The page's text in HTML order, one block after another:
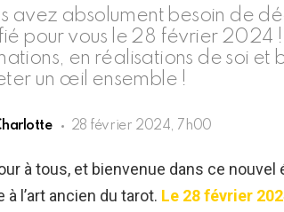
avez absolument besoin de
pour vous le 28 février 2024 !
en réalisations de soi et
un œil ensemble !
28 février 2024, 7h00
à tous, et bienvenue dans ce
à l’art ancien du tarot. Le 28 février